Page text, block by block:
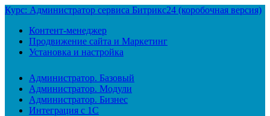
Курс: Администратор сервиса Битрикс24 (коробочная версия)
Контент-менеджер
Продвижение сайта и Маркетинг
Установка и настройка
Администратор. Базовый
Администратор. Модули
Администратор. Бизнес
Интеграция с 1С